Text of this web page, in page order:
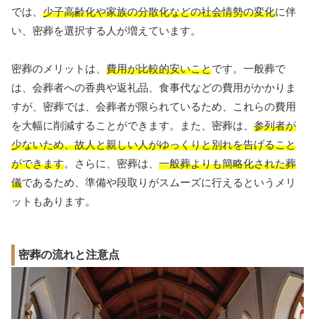
では、 少子高齢化や家族の分散化などの社会情勢の変化に伴
い、密葬を選択する人が増えています。
密葬のメリットは、 費用が比較的安いことです。一般葬で
は、会葬者への香典や返礼品、食事代などの費用がかかりま
すが、密葬では、会葬者が限られているため、これらの費用
を大幅に削減することができます。また、密葬は、 参列者が
少ないため、故人と親しい人がゆっくりと別れを告げること
ができます。さらに、密葬は、 一般葬よりも簡略化された葬
儀であるため、準備や段取りがスムーズに行えるというメリ
ットもあります。
密葬の流れと注意点